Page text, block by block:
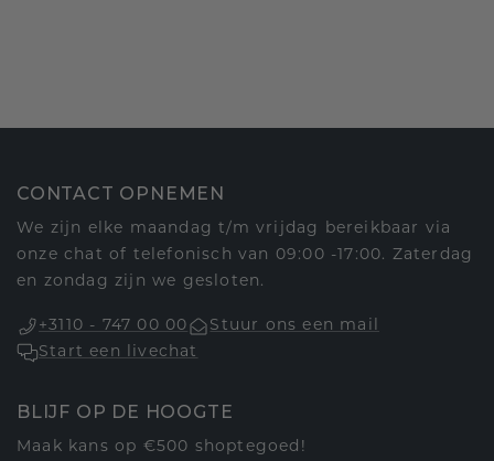
CONTACT OPNEMEN
We zijn elke maandag t/m vrijdag bereikbaar via
onze chat of telefonisch van 09:00 -17:00. Zaterdag
en zondag zijn we gesloten.
+3110 - 747 00 00
Stuur ons een mail
Start een livechat
BLIJF OP DE HOOGTE
Maak kans op €500 shoptegoed!